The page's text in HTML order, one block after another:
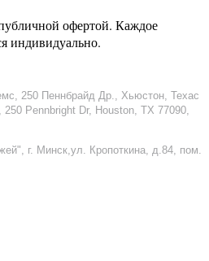
офертой. Каждое
индивидуально.
250 Пеннбрайд Др., Хьюстон, Техас
Pennbright Dr, Houston, TX 77090,
г. Минск,ул. Кропоткина, д.84, пом.